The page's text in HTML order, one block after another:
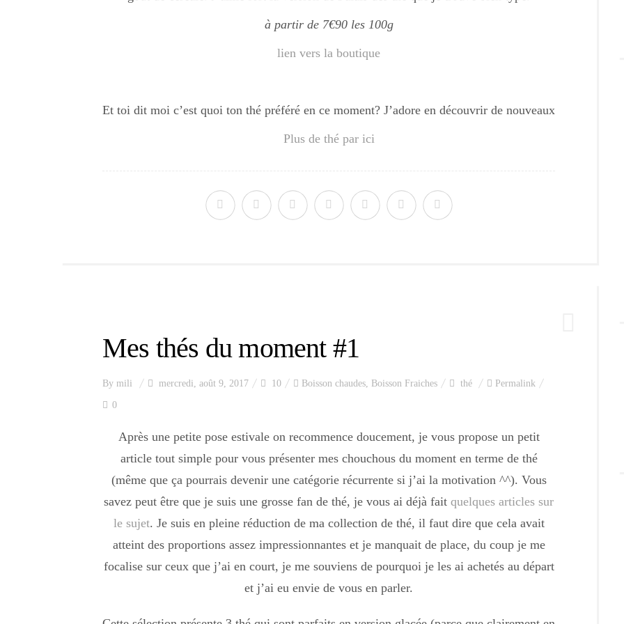
à partir de 7€90 les 100g
lien vers la boutique
Et toi dit moi c’est quoi ton thé préféré en ce moment? J’adore en découvrir de nouveaux
Plus de thé par ici
Mes thés du moment #1
By mili mercredi, août 9, 2017 10 Boisson chaudes, Boisson Fraiches thé Permalink
0
Après une petite pose estivale on recommence doucement, je vous propose un petit
article tout simple pour vous présenter mes chouchous du moment en terme de thé
(même que ça pourrais devenir une catégorie récurrente si j’ai la motivation ^^). Vous
savez peut être que je suis une grosse fan de thé, je vous ai déjà fait quelques articles sur
le sujet. Je suis en pleine réduction de ma collection de thé, il faut dire que cela avait
atteint des proportions assez impressionnantes et je manquait de place, du coup je me
focalise sur ceux que j’ai en court, je me souviens de pourquoi je les ai achetés au départ
et j’ai eu envie de vous en parler.